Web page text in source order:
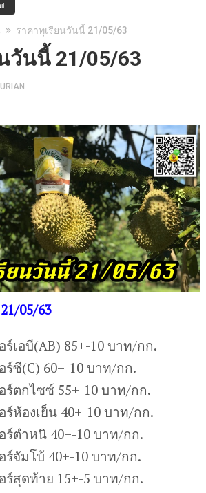
ราคาทุเรียนวันนี้ 21/05/63
วันนี้ 21/05/63
05/63
เอบี(AB) 85+-10 บาท/กก.
ร์ซี(C) 60+-10 บาท/กก.
ร์ตกไซซ์ 55+-10 บาท/กก.
ห้องเย็น 40+-10 บาท/กก.
ร์ตำหนิ 40+-10 บาท/กก.
ร์จัมโบ้ 40+-10 บาท/กก.
ร์สุดท้าย 15+-5 บาท/กก.